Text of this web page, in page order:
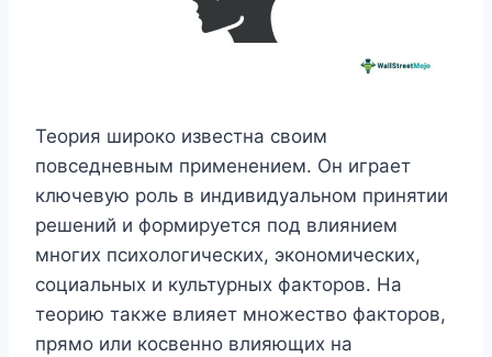
Теория широко известна своим
повседневным применением. Он играет
ключевую роль в индивидуальном принятии
решений и формируется под влиянием
многих психологических, экономических,
социальных и культурных факторов. На
теорию также влияет множество факторов,
прямо или косвенно влияющих на